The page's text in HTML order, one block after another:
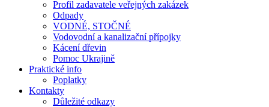
Profil zadavatele veřejných zakázek
Odpady
VODNÉ, STOČNÉ
Vodovodní a kanalizační přípojky
Kácení dřevin
Pomoc Ukrajině
Praktické info
Poplatky
Kontakty
Důležité odkazy